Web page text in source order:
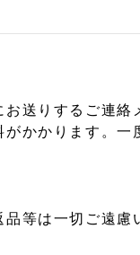
送りするご連絡
かかります。
等は一切ご遠